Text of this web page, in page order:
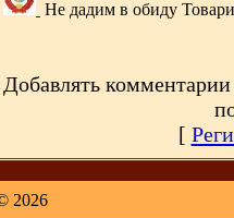
Не дадим в обиду
Добавлять
[
2026